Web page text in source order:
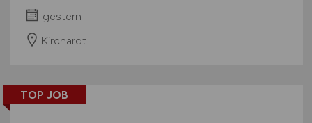
gestern
Kirchardt
TOP JOB